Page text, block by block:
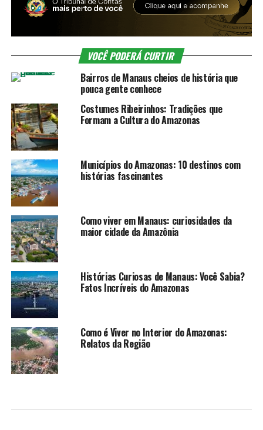
VOCÊ PODERÁ CURTIR
Bairros de Manaus cheios de história que
pouca gente conhece
Costumes Ribeirinhos: Tradições que
Formam a Cultura do Amazonas
Municípios do Amazonas: 10 destinos com
histórias fascinantes
Como viver em Manaus: curiosidades da
maior cidade da Amazônia
Histórias Curiosas de Manaus: Você Sabia?
Fatos Incríveis do Amazonas
Como é Viver no Interior do Amazonas:
Relatos da Região